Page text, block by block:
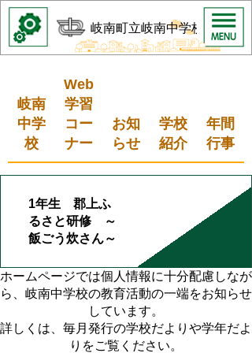
岐南町立岐南中学校
岐南
中学
校
Web
学習
コー
ナー
お知
らせ
学校
紹介
年間
行事
1年生 郡上ふ
るさと研修 ～
飯ごう炊さん～
ホームページでは個人情報に十分配慮しなが
ら、岐南中学校の教育活動の一端をお知らせ
しています。
詳しくは、毎月発行の学校だよりや学年だよ
りをご覧ください。